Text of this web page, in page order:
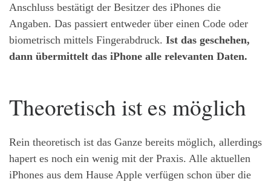
Anschluss bestätigt der Besitzer des iPhones die
Angaben. Das passiert entweder über einen Code oder
biometrisch mittels Fingerabdruck. Ist das geschehen,
dann übermittelt das iPhone alle relevanten Daten.
Theoretisch ist es möglich
Rein theoretisch ist das Ganze bereits möglich, allerdings
hapert es noch ein wenig mit der Praxis. Alle aktuellen
iPhones aus dem Hause Apple verfügen schon über die